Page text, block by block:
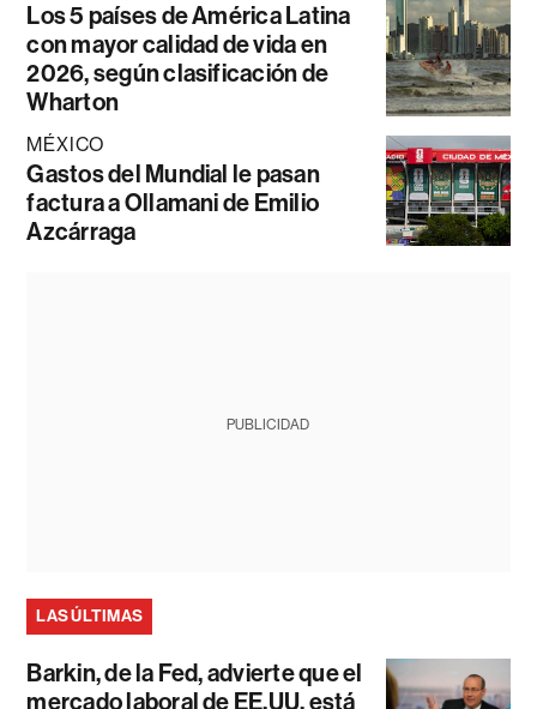
Los 5 países de América Latina
con mayor calidad de vida en
2026, según clasificación de
Wharton
MÉXICO
Gastos del Mundial le pasan
factura a Ollamani de Emilio
Azcárraga
PUBLICIDAD
LAS ÚLTIMAS
Barkin, de la Fed, advierte que el
mercado laboral de EE.UU. está